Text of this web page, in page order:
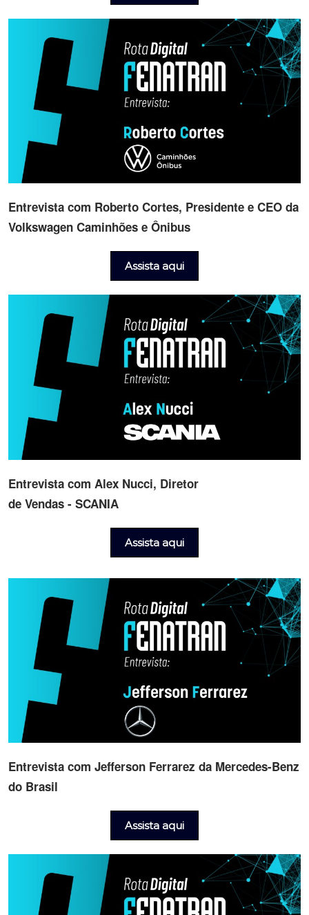
Entrevista com Roberto Cortes, Presidente e CEO da
Volkswagen Caminhões e Ônibus
Assista aqui
Entrevista com Alex Nucci, Diretor
de Vendas - SCANIA
Assista aqui
Entrevista com Jefferson Ferrarez da Mercedes-Benz
do Brasil
Assista aqui